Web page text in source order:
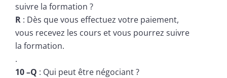
suivre la formation ?
R : Dès que vous effectuez votre paiement,
vous recevez les cours et vous pourrez suivre
la formation.
.
10 –Q : Qui peut être négociant ?